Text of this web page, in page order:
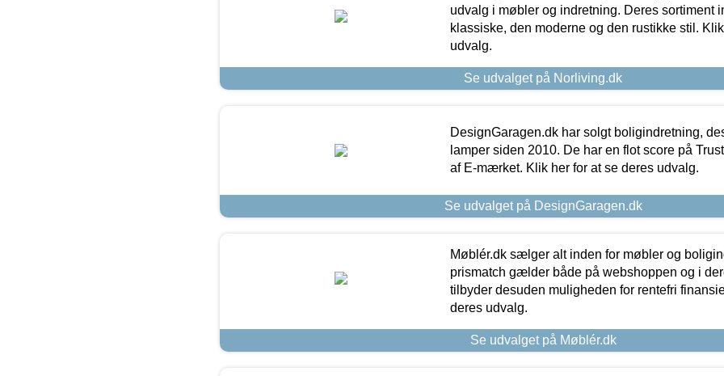
udvalg i møbler og indretning. Deres sortiment
klassiske, den moderne og den rustikke stil.
udvalg.
Se udvalget på Norliving.dk
DesignGaragen.dk har solgt boligindretning,
lamper siden 2010. De har en flot score på
af E-mærket. Klik her for at se deres udvalg.
Se udvalget på DesignGaragen.dk
Møblér.dk sælger alt inden for møbler og
prismatch gælder både på webshoppen og i
tilbyder desuden muligheden for rentefri
deres udvalg.
Se udvalget på Møblér.dk